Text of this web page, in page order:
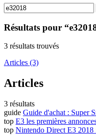
Résultats pour
3 résultats trouvés
Articles (3)
Articles
3 résultats
guide Guide d'achat : Super
top E3 les premières
top Nintendo Direct E3 2018